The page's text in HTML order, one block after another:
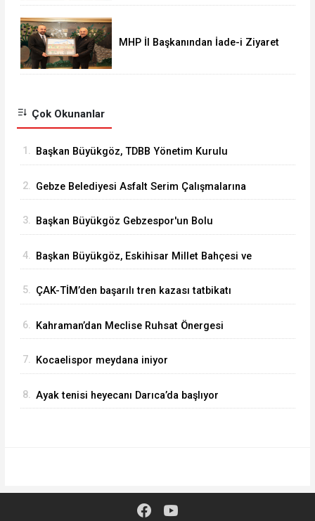
MHP İl Başkanından İade-i Ziyaret
Çok Okunanlar
1. Başkan Büyükgöz, TDBB Yönetim Kurulu
2. Gebze Belediyesi Asfalt Serim Çalışmalarına
3. Başkan Büyükgöz Gebzespor'un Bolu
4. Başkan Büyükgöz, Eskihisar Millet Bahçesi ve
5. ÇAK-TİM’den başarılı tren kazası tatbikatı
6. Kahraman’dan Meclise Ruhsat Önergesi
7. Kocaelispor meydana iniyor
8. Ayak tenisi heyecanı Darıca’da başlıyor